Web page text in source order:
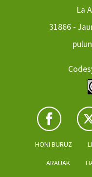
La
31866 -
HONI BURUZ
ARAUAK